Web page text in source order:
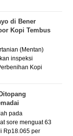
di Bener
Kopi Tembus
(Mentan)
inspeksi
Kopi
pada
sore menguat 63
Rp18.065 per